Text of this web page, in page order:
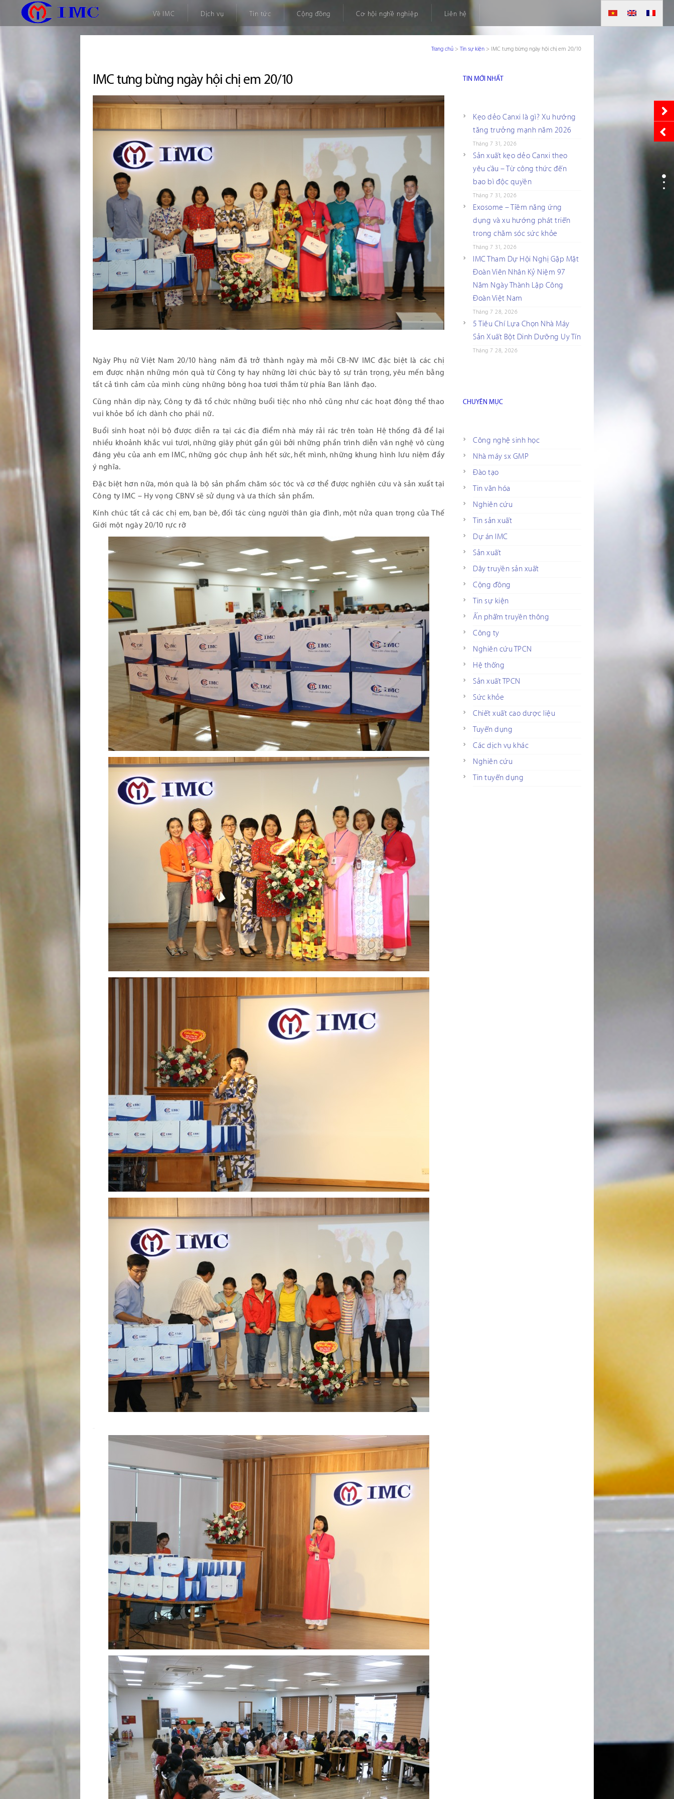
Về IMC Dịch vụ Tin tức Cộng đồng Cơ hội nghề nghiệp Liên hệ
Trang chủ > Tin sự kiện > IMC tưng bừng ngày hội chị em 20/10
IMC tưng bừng ngày hội chị em 20/10
Ngày Phụ nữ Việt Nam 20/10 hàng năm đã trở thành ngày mà mỗi CB-NV IMC đặc biệt là các chị
em được nhận những món quà từ Công ty hay những lời chúc bày tỏ sự trân trọng, yêu mến bằng
tất cả tình cảm của mình cùng những bông hoa tươi thắm từ phía Ban lãnh đạo.
Cũng nhân dịp này, Công ty đã tổ chức những buổi tiệc nho nhỏ cũng như các hoạt động thể thao
vui khỏe bổ ích dành cho phái nữ.
Buổi sinh hoạt nội bộ được diễn ra tại các địa điểm nhà máy rải rác trên toàn Hệ thống đã để lại
nhiều khoảnh khắc vui tươi, những giây phút gần gũi bởi những phần trình diễn văn nghệ vô cùng
đáng yêu của anh em IMC, những góc chụp ảnh hết sức, hết mình, những khung hình lưu niệm đầy
ý nghĩa.
Đặc biệt hơn nữa, món quà là bộ sản phẩm chăm sóc tóc và cơ thể được nghiên cứu và sản xuất tại
Công ty IMC – Hy vọng CBNV sẽ sử dụng và ưa thích sản phẩm.
Kính chúc tất cả các chị em, bạn bè, đối tác cùng người thân gia đình, một nửa quan trọng của Thế
Giới một ngày 20/10 rực rỡ
TIN MỚI NHẤT
Kẹo dẻo Canxi là gì? Xu hướng
tăng trưởng mạnh năm 2026
Tháng 7 31, 2026
Sản xuất kẹo dẻo Canxi theo
yêu cầu – Từ công thức đến
bao bì độc quyền
Tháng 7 31, 2026
Exosome – Tiềm năng ứng
dụng và xu hướng phát triển
trong chăm sóc sức khỏe
Tháng 7 31, 2026
IMC Tham Dự Hội Nghị Gặp Mặt
Đoàn Viên Nhân Kỷ Niệm 97
Năm Ngày Thành Lập Công
Đoàn Việt Nam
Tháng 7 28, 2026
5 Tiêu Chí Lựa Chọn Nhà Máy
Sản Xuất Bột Dinh Dưỡng Uy Tín
Tháng 7 28, 2026
CHUYÊN MỤC
Công nghệ sinh học
Nhà máy sx GMP
Đào tạo
Tin văn hóa
Nghiên cứu
Tin sản xuất
Dự án IMC
Sản xuất
Dây truyền sản xuất
Cộng đồng
Tin sự kiện
Ấn phẩm truyền thông
Công ty
Nghiên cứu TPCN
Hệ thống
Sản xuất TPCN
Sức khỏe
Chiết xuất cao dược liệu
Tuyển dụng
Các dịch vụ khác
Nghiên cứu
Tin tuyển dụng